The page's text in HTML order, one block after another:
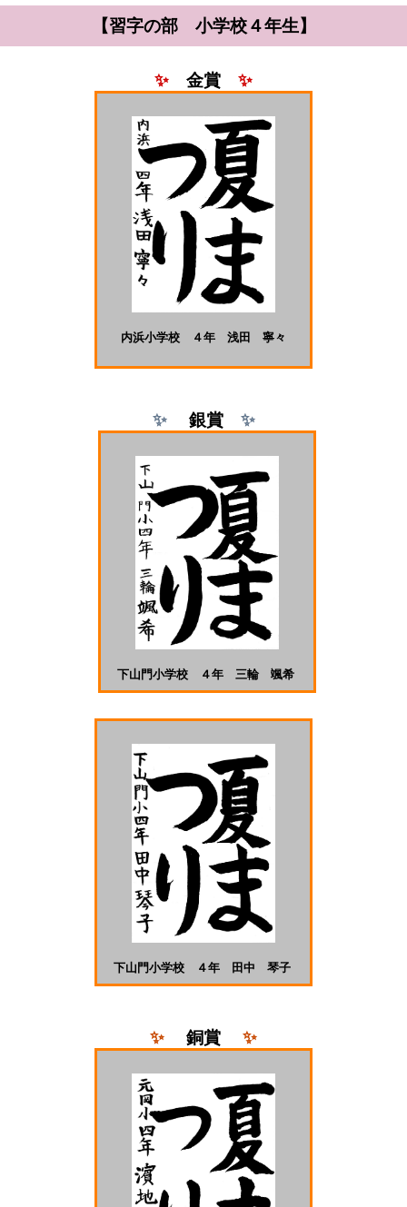
【習字の部 小学校４年生】
✨ 金賞 ✨
内浜小学校 ４年 浅田 寧々
✨ 銀賞 ✨
下山門小学校 ４年 三輪 颯希
下山門小学校 ４年 田中 琴子
✨ 銅賞 ✨